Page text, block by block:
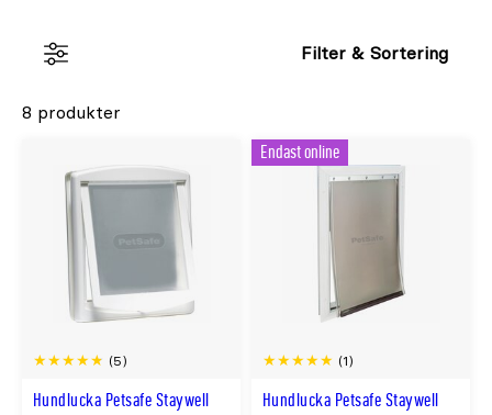
Filter & Sortering
8 produkter
Hundlucka Petsafe Staywell
(5)
Hundlucka Petsafe Staywell
(1)
Endast online